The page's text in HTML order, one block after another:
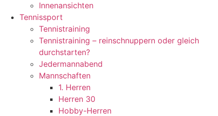
Innenansichten
Tennissport
Tennistraining
Tennistraining – reinschnuppern oder gleich
durchstarten?
Jedermannabend
Mannschaften
1. Herren
Herren 30
Hobby-Herren